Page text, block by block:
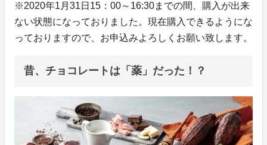
※2020年1月31日15：00～16:30までの間、購入が出来
ない状態になっておりました。現在購入できるようにな
っておりますので、お申込みよろしくお願い致します。
昔、チョコレートは「薬」だった！？